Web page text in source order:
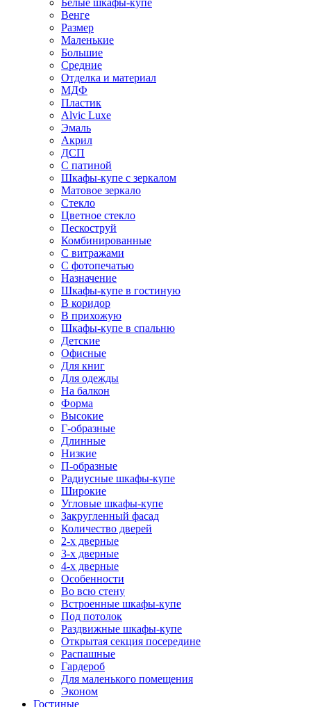
Белые шкафы-купе
Венге
Размер
Маленькие
Большие
Средние
Отделка и материал
МДФ
Пластик
Alvic Luxe
Эмаль
Акрил
ДСП
С патиной
Шкафы-купе с зеркалом
Матовое зеркало
Стекло
Цветное стекло
Пескоструй
Комбинированные
С витражами
С фотопечатью
Назначение
Шкафы-купе в гостиную
В коридор
В прихожую
Шкафы-купе в спальню
Детские
Офисные
Для книг
Для одежды
На балкон
Форма
Высокие
Г-образные
Длинные
Низкие
П-образные
Радиусные шкафы-купе
Широкие
Угловые шкафы-купе
Закругленный фасад
Количество дверей
2-х дверные
3-х дверные
4-х дверные
Особенности
Во всю стену
Встроенные шкафы-купе
Под потолок
Раздвижные шкафы-купе
Открытая секция посередине
Распашные
Гардероб
Для маленького помещения
Эконом
Гостиные